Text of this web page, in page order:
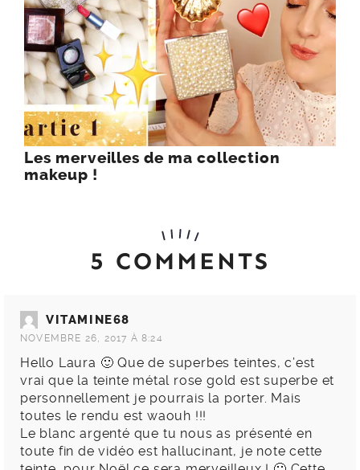
Les merveilles de ma collection
makeup !
5 COMMENTS
VITAMINE68
NOVEMBRE 26, 2017 À 8:24
Hello Laura 🙂 Que de superbes teintes, c’est
vrai que la teinte métal rose gold est superbe et
personnellement je pourrais la porter. Mais
toutes le rendu est waouh !!!
Le blanc argenté que tu nous as présenté en
toute fin de vidéo est hallucinant, je note cette